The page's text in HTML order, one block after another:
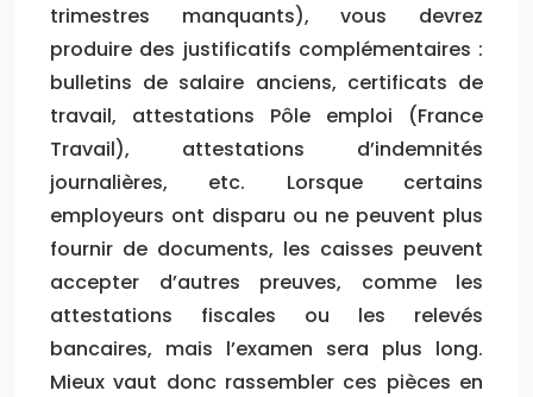
trimestres manquants), vous devrez
produire des justificatifs complémentaires :
bulletins de salaire anciens, certificats de
travail, attestations Pôle emploi (France
Travail), attestations d’indemnités
journalières, etc. Lorsque certains
employeurs ont disparu ou ne peuvent plus
fournir de documents, les caisses peuvent
accepter d’autres preuves, comme les
attestations fiscales ou les relevés
bancaires, mais l’examen sera plus long.
Mieux vaut donc rassembler ces pièces en